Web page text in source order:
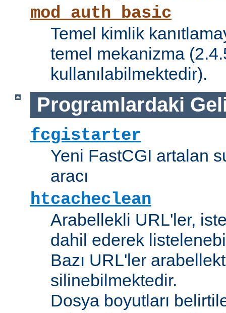
mod_auth_basic
Temel kimlik
temel mekanizma
kullanılabilmektedir).
Programlardaki
fcgistarter
Yeni FastCGI artalan
aracı
htcacheclean
Arabellekli URL'ler,
dahil ederek
Bazı URL'ler
silinebilmektedir.
Dosya boyutları